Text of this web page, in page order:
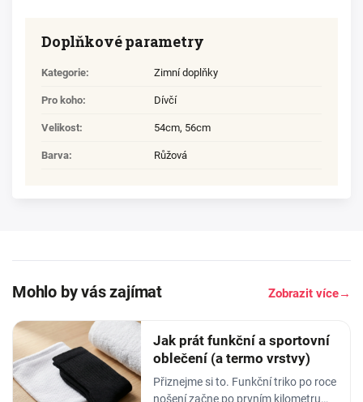
Doplňkové parametry
Kategorie: Zimní doplňky
Pro koho: Dívčí
Velikost: 54cm, 56cm
Barva: Růžová
Mohlo by vás zajímat Zobrazit více→
Jak prát funkční a sportovní
oblečení (a termo vrstvy)
Přiznejme si to. Funkční triko po roce
nošení začne po prvním kilometru